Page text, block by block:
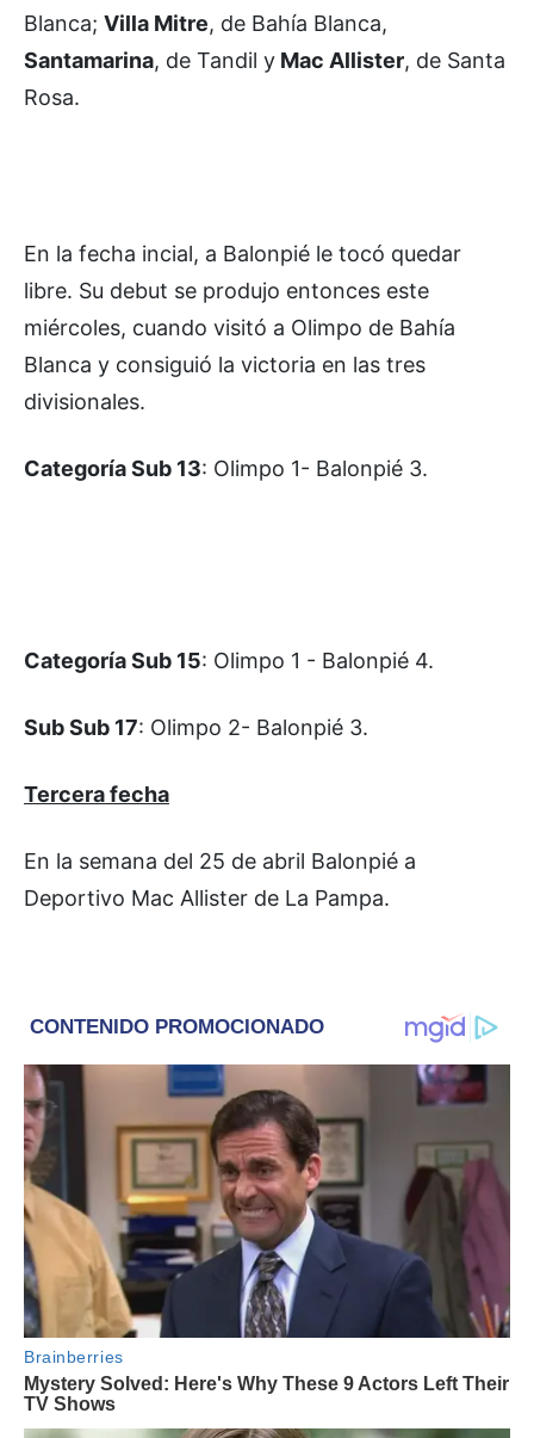
Blanca; Villa Mitre, de Bahía Blanca,
Santamarina, de Tandil y Mac Allister, de Santa
Rosa.
En la fecha incial, a Balonpié le tocó quedar
libre. Su debut se produjo entonces este
miércoles, cuando visitó a Olimpo de Bahía
Blanca y consiguió la victoria en las tres
divisionales.
Categoría Sub 13: Olimpo 1- Balonpié 3.
Categoría Sub 15: Olimpo 1 - Balonpié 4.
Sub Sub 17: Olimpo 2- Balonpié 3.
Tercera fecha
En la semana del 25 de abril Balonpié a
Deportivo Mac Allister de La Pampa.